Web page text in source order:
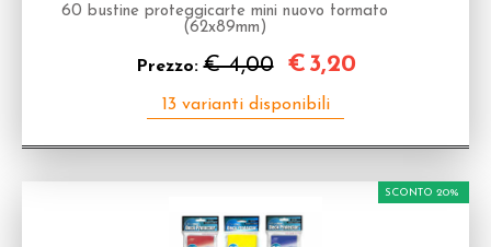
60 bustine proteggicarte mini nuovo formato
(62x89mm)
Prezzo:€ 4,00 € 3,20
SCONTO 20%